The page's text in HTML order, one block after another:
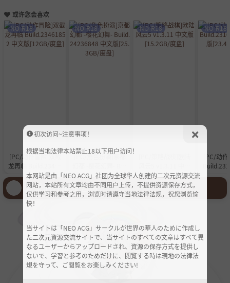
或许您会喜欢
[PC/动作冒险]双截
龙再临 Build.23461
852 中文版[12GB/
度盘]
NO-R18
[PC/角色扮演]亰都
d.24236848 中文版
[25.3GB/度盘]
NO-R18
版[15.2GB/度盘]
NO-R18
[PC/动
NO-R18
登录后才能发言哦！
初次访问~注意事项！
根据当地法律本站禁止18以下用户访问！
本网站是由「NEO ACG」社团为全球华人创建的二次元资源交流
网站，本站所有文章均由不同用户上传，不提供资源保存方式，
仅供学习和参考之用，浏览时请遵守当地法律法规，祝您浏览愉
快！
当サイトは「NEO ACG」サークルが世界の華人のために作成し
た二次元資源交流サイトで、当サイトのすべての文章はすべて異
なるユーザーからアップロードされ、資源の保存方式を提供し
ないで、学習と参考のためだけに、閲覧する時は現地の法律法
規を守って、ご閲覧をお楽しみください!